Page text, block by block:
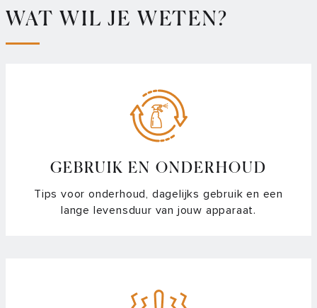
met de Celsius°Cooking™ kookplaat
Plus menu – Hoe activeer ik de Aankookfunctie?
Plus menu – Hoe stel ik mijn kookplaat in op de gewenste
Plusmenu – Hoe stel ik de warmhoud functie in?
Met welke programma’s kan ik temperatuur gestuurd
Hoe kan ik zien of er een koolstoffilter in mijn afzuigkap zit?
WAT WIL JE WETEN?
GEBRUIK EN ONDERHOUD
Tips voor onderhoud, dagelijks gebruik en een
lange levensduur van jouw apparaat.